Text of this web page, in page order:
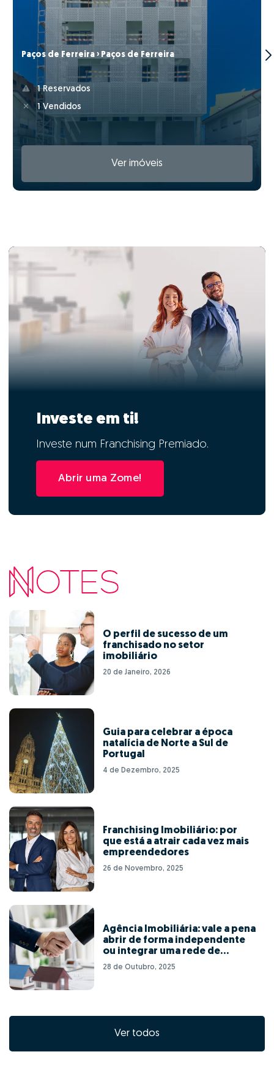
Paços de Ferreira › Paços de Ferreira
1 Reservados
1 Vendidos
Ver imóveis
Investe em ti!
Investe num Franchising Premiado.
Abrir uma Zome!
O perfil de sucesso de um
franchisado no setor
imobiliário
20 de Janeiro, 2026
Guia para celebrar a época
natalícia de Norte a Sul de
Portugal
4 de Dezembro, 2025
Franchising Imobiliário: por
que está a atrair cada vez mais
empreendedores
26 de Novembro, 2025
Agência Imobiliária: vale a pena
abrir de forma independente
ou integrar uma rede de
franchising?
28 de Outubro, 2025
Ver todos